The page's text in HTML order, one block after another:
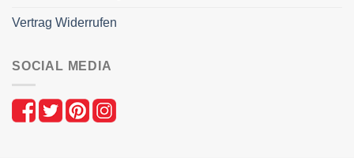
Vertrag Widerrufen
SOCIAL MEDIA